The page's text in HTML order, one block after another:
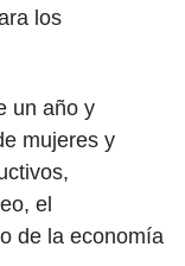
los
un año y
mujeres y
el
de la economía